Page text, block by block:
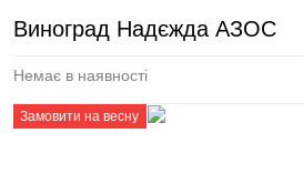
Виноград Надєжда АЗОС
Немає в наявності
Замовити на весну